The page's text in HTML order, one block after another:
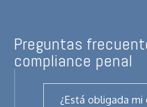
Preguntas
compliance penal
¿Está obligada mi